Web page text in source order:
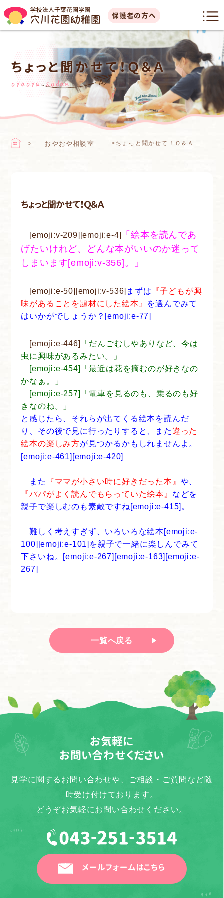
保護者の方へ
ちょっと聞かせて！Ｑ＆Ａ
oyaoya sodan
おやおや相談室 >ちょっと聞かせて！Ｑ＆Ａ
ちょっと聞かせて！Ｑ＆Ａ
[emoji:v-209][emoji:e-4]
「絵本を読んであ
げたいけれど、どんな本がいいのか迷って
しまいます[emoji:v-356]。」
[emoji:e-50][emoji:v-536] まずは 『子どもが興
味があることを題材にした絵本』 を選んでみて
はいかがでしょうか？[emoji:e-77]
[emoji:e-446]
「だんごむしやありなど、今は
虫に興味があるみたい。」
[emoji:e-454]「最近は花を摘むのが好きなの
かなぁ。」
[emoji:e-257]「電車を見るのも、乗るのも好
きなのね。」
と感じたら、それらが出てくる絵本を読んだ
り、その後で見に行ったりすると、また違った
絵本の楽しみ方が見つかるかもしれませんよ。
[emoji:e-461][emoji:e-420]
また 『ママが小さい時に好きだった本』 や、
『パパがよく読んでもらっていた絵本』 などを
親子で楽しむのも素敵ですね[emoji:e-415]。
難しく考えすぎず、いろいろな絵本[emoji:e-
100][emoji:e-101]を親子で一緒に楽しんでみて
下さいね。[emoji:e-267][emoji:e-163][emoji:e-
267]
一覧へ戻る
お気軽に
お問い合わせください
見学に関するお問い合わせや、ご相談・ご質問など随
時受け付けております。
どうぞお気軽にお問い合わせください。
メールフォームはこちら